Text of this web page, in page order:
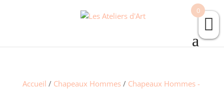
Accueil / Chapeaux Hommes/ Chapeaux Hommes -
0